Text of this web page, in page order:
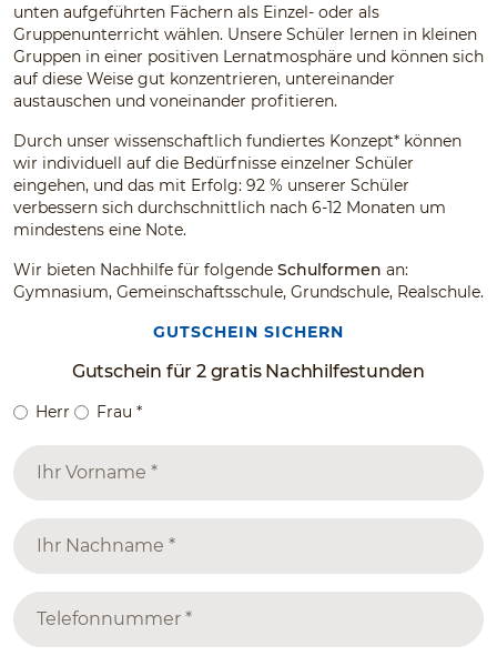
unten aufgeführten Fächern als Einzel- oder als
Gruppenunterricht wählen. Unsere Schüler lernen in kleinen
Gruppen in einer positiven Lernatmosphäre und können sich
auf diese Weise gut konzentrieren, untereinander
austauschen und voneinander profitieren.
Durch unser wissenschaftlich fundiertes Konzept* können
wir individuell auf die Bedürfnisse einzelner Schüler
eingehen, und das mit Erfolg: 92 % unserer Schüler
verbessern sich durchschnittlich nach 6-12 Monaten um
mindestens eine Note.
Wir bieten Nachhilfe für folgende Schulformen an:
Gymnasium, Gemeinschaftsschule, Grundschule, Realschule.
GUTSCHEIN SICHERN
Gutschein für 2 gratis Nachhilfestunden
Herr Frau *